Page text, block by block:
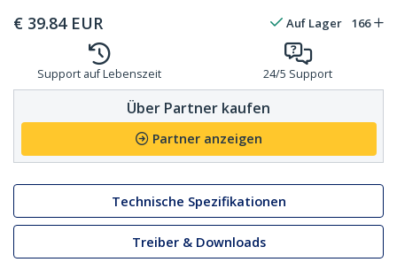
€ 39.84 EUR Auf Lager 166
Support auf Lebenszeit 24/5 Support
Über Partner kaufen
Partner anzeigen
Technische Spezifikationen
Treiber & Downloads